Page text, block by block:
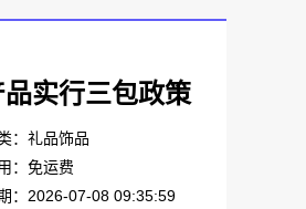
实行三包政策
：礼品饰品
：免运费
：2026-07-08 09:35:59